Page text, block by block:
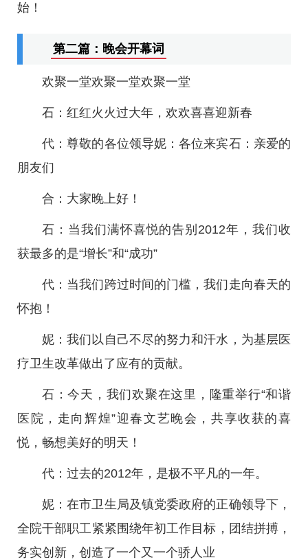
始！
第二篇：晚会开幕词
欢聚一堂欢聚一堂欢聚一堂
石：红红火火过大年，欢欢喜喜迎新春
代：尊敬的各位领导妮：各位来宾石：亲爱的
朋友们
合：大家晚上好！
石：当我们满怀喜悦的告别2012年，我们收
获最多的是“增长”和“成功”
代：当我们跨过时间的门槛，我们走向春天的
怀抱！
妮：我们以自己不尽的努力和汗水，为基层医
疗卫生改革做出了应有的贡献。
石：今天，我们欢聚在这里，隆重举行“和谐
医院，走向辉煌”迎春文艺晚会，共享收获的喜
悦，畅想美好的明天！
代：过去的2012年，是极不平凡的一年。
妮：在市卫生局及镇党委政府的正确领导下，
全院干部职工紧紧围绕年初工作目标，团结拼搏，
务实创新，创造了一个又一个骄人业